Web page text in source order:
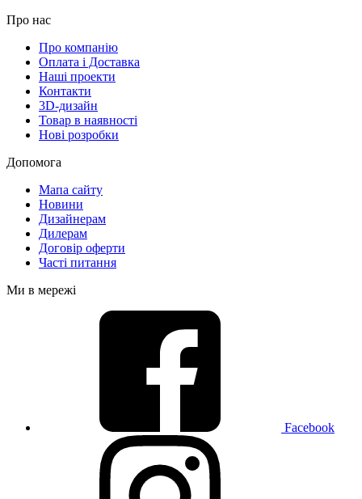
Про нас
Про компанію
Оплата і Доставка
Наші проекти
Контакти
3D-дизайн
Товар в наявності
Нові розробки
Допомога
Мапа сайту
Новини
Дизайнерам
Дилерам
Договір оферти
Часті питання
Ми в мережі
Facebook